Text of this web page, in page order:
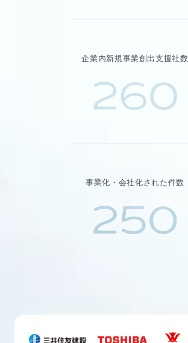
企業内新規事業創出支援社数
260
事業化・会社化された件数
250